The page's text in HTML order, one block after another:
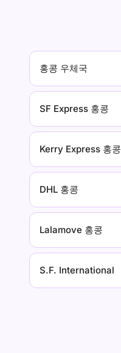
홍콩 우체국
SF Express 홍콩
Kerry Express 홍콩
DHL 홍콩
Lalamove 홍콩
S.F. International